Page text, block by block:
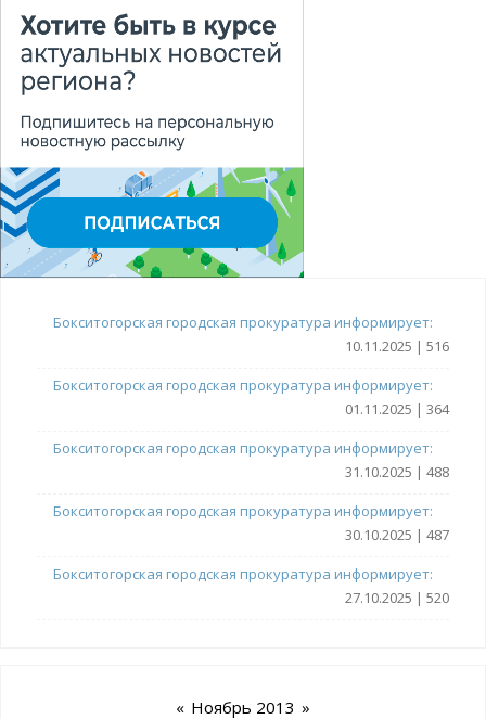
Бокситогорская городская прокуратура информирует:
10.11.2025 | 516
Бокситогорская городская прокуратура информирует:
01.11.2025 | 364
Бокситогорская городская прокуратура информирует:
31.10.2025 | 488
Бокситогорская городская прокуратура информирует:
30.10.2025 | 487
Бокситогорская городская прокуратура информирует:
27.10.2025 | 520
« Ноябрь 2013 »